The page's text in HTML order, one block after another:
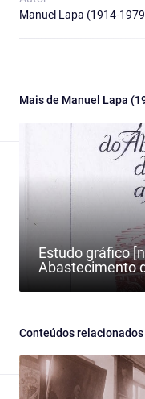
Manuel Lapa (1914-
Mais de Manuel Lapa
Estudo gráfico
Abastecimento
Conteúdos relacionados